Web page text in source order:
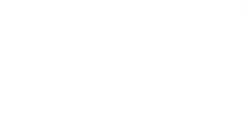
Kedi tüyü temizliğinde güçlü emiş gücü,
Robot Süpürge Seçiminde
Mova P10 Pro Ultra Gen 2